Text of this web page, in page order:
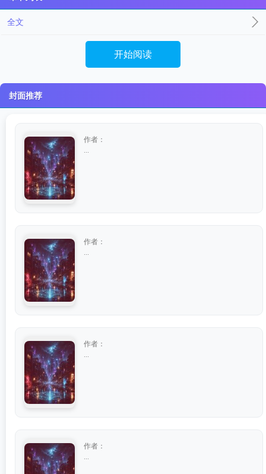
全文
开始阅读
封面推荐
作者：
作者：
作者：
作者：